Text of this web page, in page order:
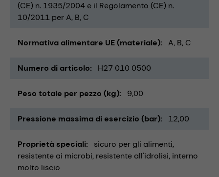
(CE) n. 1935/2004 e il Regolamento (CE) n.
10/2011 per A, B, C
Normativa alimentare UE (materiale) A, B, C
Numero di articolo H27 010 0500
Peso totale per pezzo (kg) 9,00
Pressione massima di esercizio (bar) 12,00
Proprietà speciali
sicuro per gli alimenti
resistente ai microbi resistente all'idrolisi interno
molto liscio